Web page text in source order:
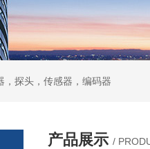
，探头，传感器，编码器
产品展示 /